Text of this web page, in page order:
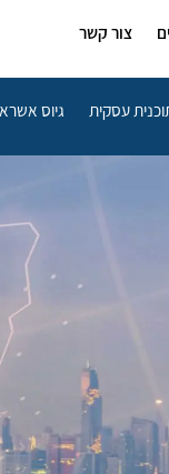
צור קשר
עסקית גיוס